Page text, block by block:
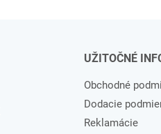
UŽITOČNÉ
Obchodné
Dodacie
Reklamácie